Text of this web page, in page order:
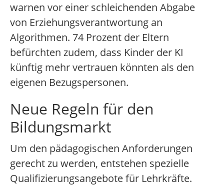
warnen vor einer schleichenden Abgabe
von Erziehungsverantwortung an
Algorithmen. 74 Prozent der Eltern
befürchten zudem, dass Kinder der KI
künftig mehr vertrauen könnten als den
eigenen Bezugspersonen.
Neue Regeln für den
Bildungsmarkt
Um den pädagogischen Anforderungen
gerecht zu werden, entstehen spezielle
Qualifizierungsangebote für Lehrkräfte.